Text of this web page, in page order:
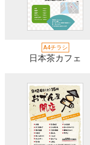
A4チラシ
日本茶カフェ